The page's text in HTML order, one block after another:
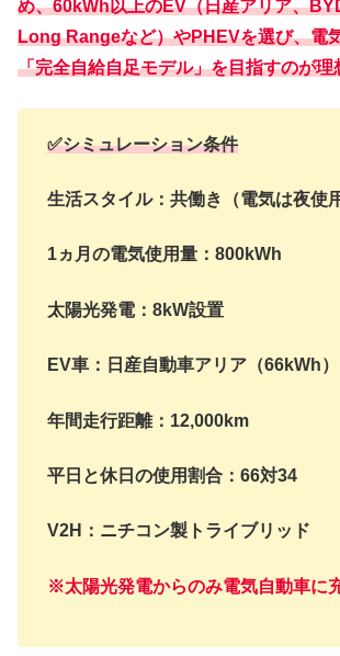
め、60kWh以上のEV（日産アリア、
Long Rangeなど）やPHEVを選び、電
「完全自給自足モデル」を目指すのが理
✅シミュレーション条件
生活スタイル：共働き（電気は夜使
1ヵ月の電気使用量：800kWh
太陽光発電：8kW設置
EV車：日産自動車アリア（66kWh）
年間走行距離：12,000km
平日と休日の使用割合：66対34
V2H：ニチコン製トライブリッド
※太陽光発電からのみ電気自動車に